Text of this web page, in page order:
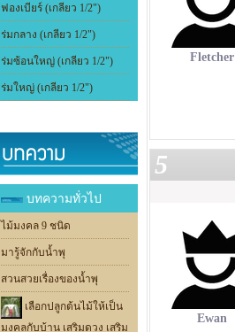
ฟองเบียร์ (เกลียว 1/2")
ร่มกลาง (เกลียว 1/2")
ร่มซ้อนใหญ่ (เกลียว 1/2")
ร่มใหญ่ (เกลียว 1/2")
บทความทั่วไป
ไม้มงคล 9 ชนิด
มารู้จักกับน้ำพุ
สวนสวยเรื่องของน้ำพุ
เลือกปลูกต้นไม้ให้เป็น
มงคลกับบ้าน เสริมดวง เสริม
Fletcher
5
Ewan